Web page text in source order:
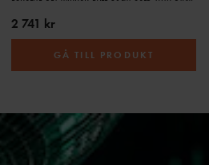
2 741 kr
GÅ TILL PRODUKT